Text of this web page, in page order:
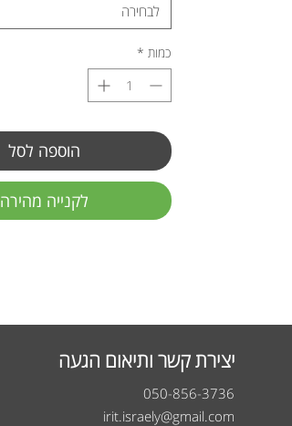
הסטודיו.
לבחירה
כמות *
הוספה לסל
לקנייה מהירה
יצירת קשר ותיאום הגעה
050-856-3736
irit.israely@gmail.com